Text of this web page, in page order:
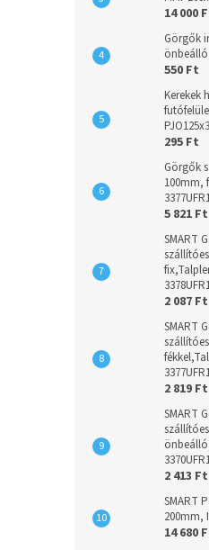
14 000
Görgők
550 Ft
Kerekek
295 Ft
Görgők
100mm,
5 821 Ft
SMART
2 087 Ft
SMART
2 819 Ft
SMART
2 413 Ft
SMART
200mm,
14 680